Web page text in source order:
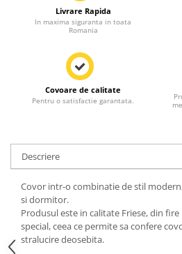
Livrare Rapida
In maxima siguranta in toata
Romania
Covoare de calitate
Pentru o satisfactie garantata.
Descriere
Covor intr-o combinatie de stil
si dormitor.
Produsul este in calitate Friese, din
special, ceea ce permite sa confere
stralucire deosebita.